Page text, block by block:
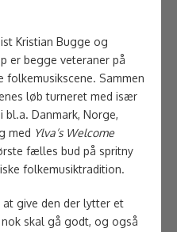
Kristian Bugge og
er begge veteraner på
Sammen
løb turneret med især
Danmark, Norge,
med Ylva’s Welcome
fælles bud på spritny
folkemusiktradition.
at give den der lytter et
skal gå godt, og også